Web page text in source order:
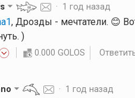
· 1 год назад
, Дрозды - мечтатели. 😊
)
0.000 GOLOS
· 1 год назад